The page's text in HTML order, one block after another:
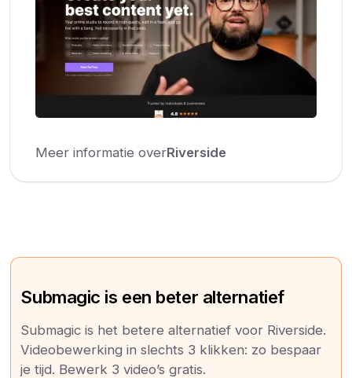
Meer informatie overRiverside
Submagic is een beter alternatief
Submagic is het betere alternatief voor Riverside.
Videobewerking in slechts 3 klikken: zo bespaar
je tijd. Bewerk 3 video’s gratis.